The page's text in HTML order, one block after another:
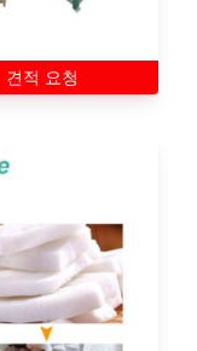
견적 요청